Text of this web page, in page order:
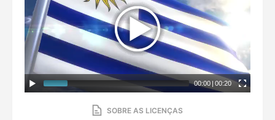
00:00 | 00:20
SOBRE AS LICENÇAS